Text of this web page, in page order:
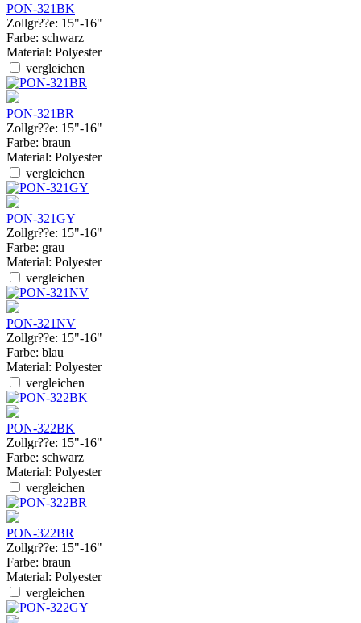
PON-321BK
Zollgr??e: 15"-16"
Farbe: schwarz
Material: Polyester
vergleichen
PON-321BR
Zollgr??e: 15"-16"
Farbe: braun
Material: Polyester
vergleichen
PON-321GY
Zollgr??e: 15"-16"
Farbe: grau
Material: Polyester
vergleichen
PON-321NV
Zollgr??e: 15"-16"
Farbe: blau
Material: Polyester
vergleichen
PON-322BK
Zollgr??e: 15"-16"
Farbe: schwarz
Material: Polyester
vergleichen
PON-322BR
Zollgr??e: 15"-16"
Farbe: braun
Material: Polyester
vergleichen